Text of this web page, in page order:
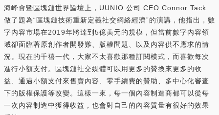
海峰會暨區塊鏈世界論壇上，UUNIO 公司 CEO Connor Tack
做了題為“區塊鏈技術重新定義社交網絡經濟”的演講，他指出，數
字內容市場在2019年將達到5億美元的規模，但當前數字內容領
域卻面臨著原創作者開發難、版權問題、以及內容供不應求的情
況。現在的千禧一代，大家不太喜歡那種訂閱模式，而喜歡每次
進行小額支付。區塊鏈社交媒體可以用更多的贊換來更多的收
益、通過小額支付來售賣內容、零手續費的贊助、多中心化審查
下的版權保護等改變。這樣一來，每一個內容制造商都可以從每
一次內容制造中獲得收益，也會對自己的內容質量有很好的效果